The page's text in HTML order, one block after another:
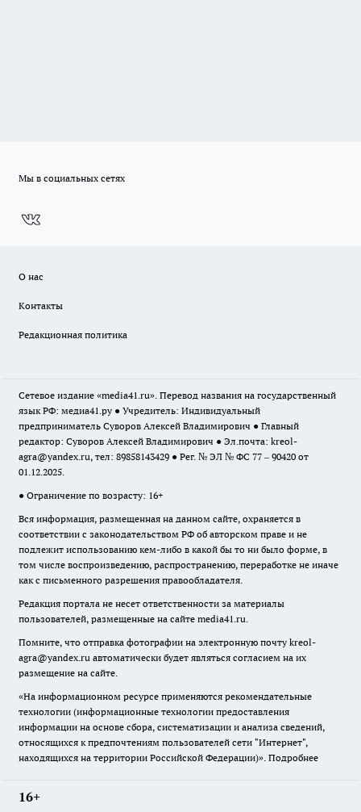
Мы в социальных сетях
О нас
Контакты
Редакционная политика
Сетевое издание «media41.ru». Перевод названия на государственный
язык РФ: медиа41.ру ● Учредитель: Индивидуальный
предприниматель Суворов Алексей Владимирович ● Главный
редактор: Суворов Алексей Владимирович ● Эл.почта: kreol-
agra@yandex.ru, тел: 89858143429 ● Рег. № ЭЛ № ФС 77 – 90420 от
01.12.2025.
● Ограничение по возрасту: 16+
Вся информация, размещенная на данном сайте, охраняется в
соответствии с законодательством РФ об авторском праве и не
подлежит использованию кем-либо в какой бы то ни было форме, в
том числе воспроизведению, распространению, переработке не иначе
как с письменного разрешения правообладателя.
Редакция портала не несет ответственности за материалы
пользователей, размещенные на сайте media41.ru.
Помните, что отправка фотографии на электронную почту kreol-
agra@yandex.ru автоматически будет являться согласием на их
размещение на сайте.
«На информационном ресурсе применяются рекомендательные
технологии (информационные технологии предоставления
информации на основе сбора, систематизации и анализа сведений,
относящихся к предпочтениям пользователей сети "Интернет",
находящихся на территории Российской Федерации)». Подробнее
16+